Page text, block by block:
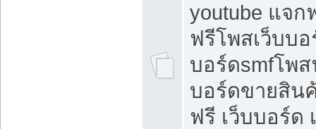
youtube แจก
ฟรีโพสเว็บบอ
บอร์ดsmfโพ
บอร์ดขายสิน
ฟรี เว็บบอร์ด